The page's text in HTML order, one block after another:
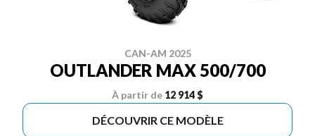
CAN-AM 2025
OUTLANDER MAX 500/700
À partir de 12 914 $
DÉCOUVRIR CE MODÈLE